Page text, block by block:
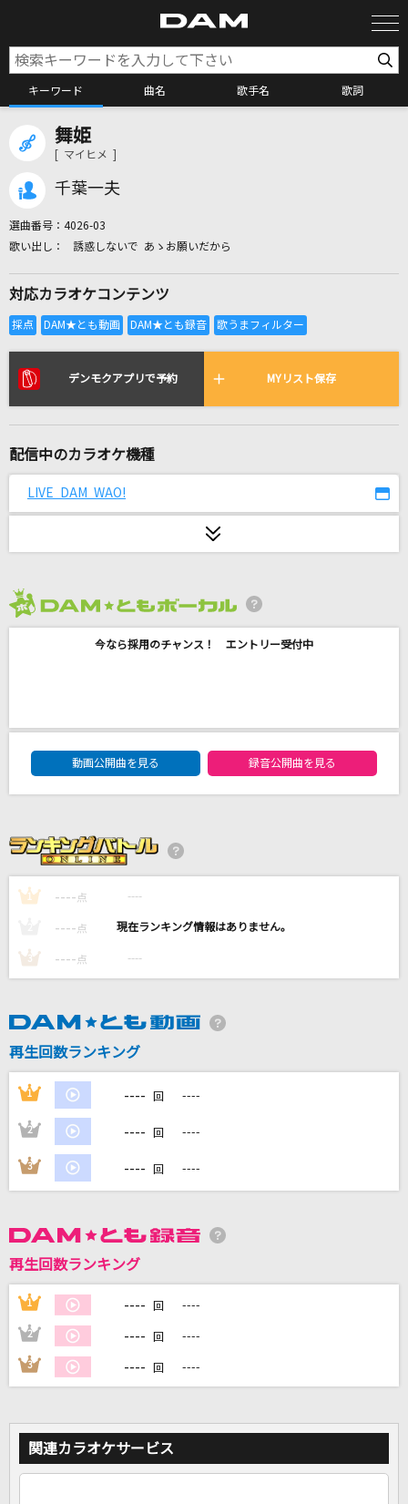
キーワード 曲名 歌手名 歌詞
全国りれき
リアルタイムで歌われている曲の一覧
CANDY TUNEメドレー
残機
sana
恋詩
いきものがかり
空想フォレスト
天童よしみ
カラオケ最新情報をチェック！
舞姫
[ マイヒメ ]
千葉一夫
選曲番号： 4026-03
誘惑しないで あゝお願いだから
対応カラオケコンテンツ
デンモクアプリで予約 MYリスト保存
配信中のカラオケ機種
LIVE DAM WAO!
今なら採用のチャンス！ エントリー受付中
DAM★ともボーカルエントリーランキング
動画公開曲を見る
録音公開曲を見る
1 ---- 点 ----
---- 点 ----
3 ---- 点 ----
再生回数ランキング
1 ---- 回 ----
2 ---- 回 ----
3 ---- 回 ----
再生回数ランキング
1 ---- 回 ----
2 ---- 回 ----
3 ---- 回 ----
関連カラオケサービス